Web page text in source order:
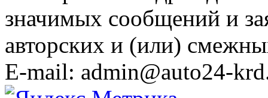
значимых сообщений и
авторских и (или)
E-mail: admin@auto24-